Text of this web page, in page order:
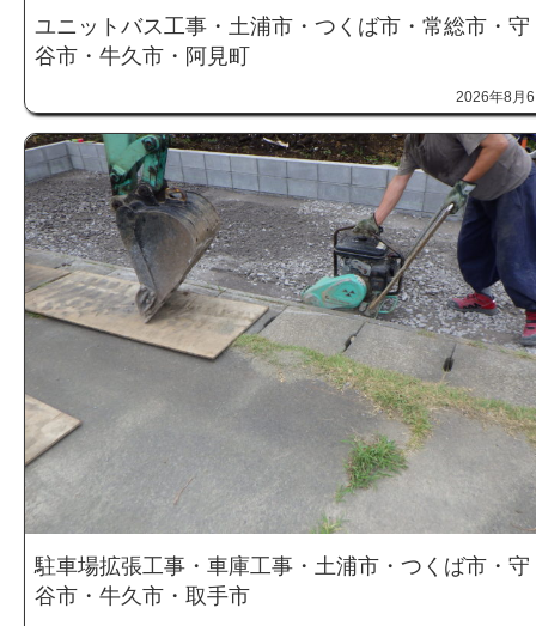
ユニットバス工事・土浦市・つくば市・常総市・守
谷市・牛久市・阿見町
2026年8月
駐車場拡張工事・車庫工事・土浦市・つくば市・守
谷市・牛久市・取手市